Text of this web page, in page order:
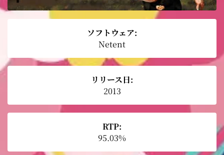
ソフトウェア:
Netent
リリース日:
2013
RTP:
95.03%